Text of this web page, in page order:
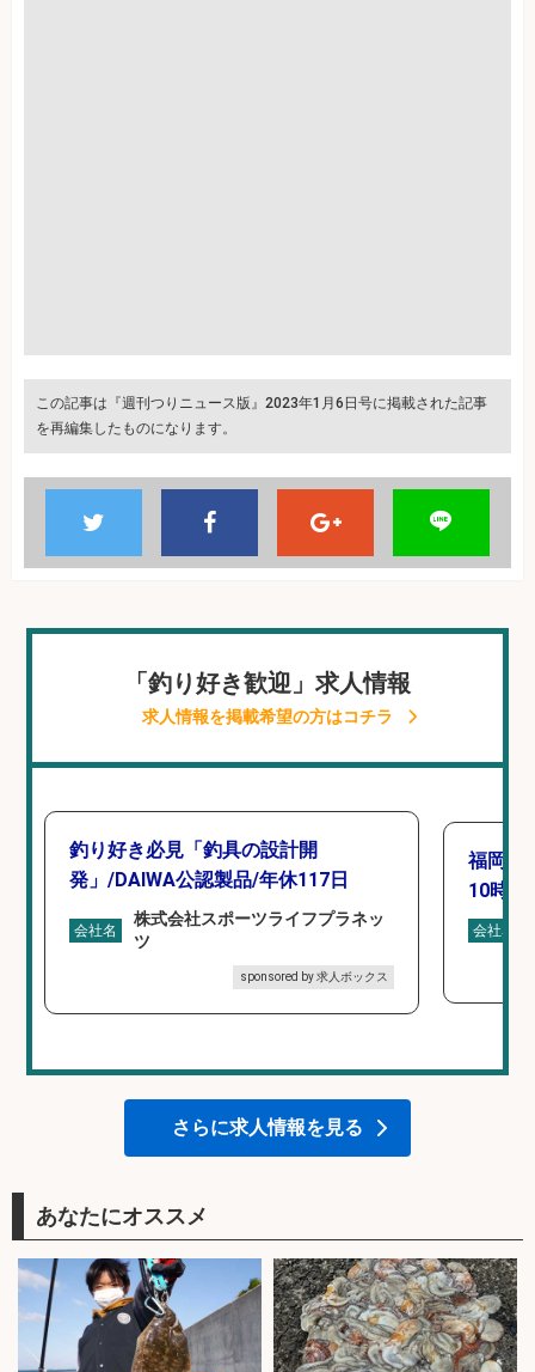
この記事は『週刊つりニュース版』2023年1月6日号に掲載された記事
を再編集したものになります。
「釣り好き歓迎」求人情報
求人情報を掲載希望の方はコチラ
釣り好き必見「釣具の設計開
発」/DAIWA公認製品/年休117日
会社名
株式会社スポーツライフプラネッ
ツ
sponsored by 求人ボックス
福岡「
10時間
会社名
さらに求人情報を見る
あなたにオススメ